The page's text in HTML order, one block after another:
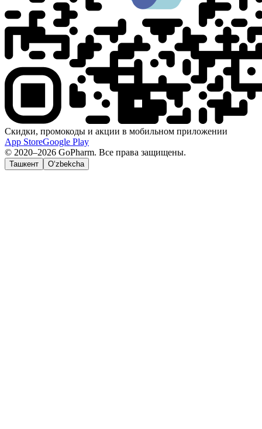
Скидки, промокоды и акции в мобильном приложении
App StoreGoogle Play
© 2020–2026 GoPharm. Все права защищены.
Ташкент O‘zbekcha